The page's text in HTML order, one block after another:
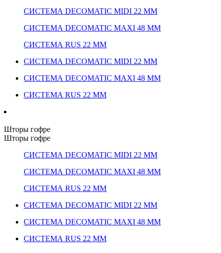
СИСТЕМА DECOMATIC MIDI 22 ММ
СИСТЕМА DECOMATIC MAXI 48 ММ
СИСТЕМА RUS 22 ММ
СИСТЕМА DECOMATIC MIDI 22 ММ
СИСТЕМА DECOMATIC MAXI 48 ММ
СИСТЕМА RUS 22 ММ
Шторы гофре
Шторы гофре
СИСТЕМА DECOMATIC MIDI 22 ММ
СИСТЕМА DECOMATIC MAXI 48 ММ
СИСТЕМА RUS 22 ММ
СИСТЕМА DECOMATIC MIDI 22 ММ
СИСТЕМА DECOMATIC MAXI 48 ММ
СИСТЕМА RUS 22 ММ